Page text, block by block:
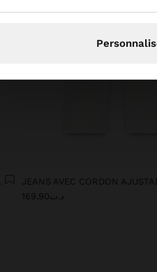
د.ت169,90